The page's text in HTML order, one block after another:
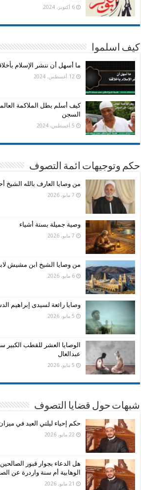
6 أكتوبر، 2024
كيف اسلموا
ما أسهل أن ننشر الإسلام
12 أغسطس، 2024
كيف أسلم بطل الملاكمة
السجن
5 أغسطس، 2024
حكم وتوجيهات ائمة التصوف
من وصايا العارف بالله
7 مايو، 2026
وصية جميلة بستة أشياء
7 مايو، 2026
من وصايا الشيخ ابن مشيش
6 مايو، 2026
وصايا رائعة لسيدى إبراهيم
5 مايو، 2026
الوصايا العشر للقطب الكبير
عبدالعال
5 مايو، 2026
شبهات حول قضايا التصوف
حكم إحياء ليلتي العيد في
22 مايو، 2026
هل الدعاء بجوار قبور
الوهابية أم سنة واردرة عن
21 مايو، 2026